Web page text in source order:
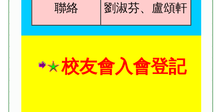
聯絡 劉淑芬、盧頌軒
校友會入會登記